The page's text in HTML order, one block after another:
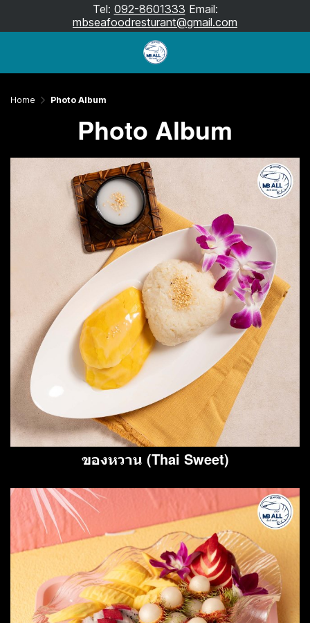
Tel: 092-8601333 Email:
mbseafoodresturant@gmail.com
Home Photo Album
Photo Album
ของหวาน (Thai Sweet)